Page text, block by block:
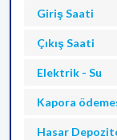
Giriş Saati
Çıkış Saati
Elektrik - Su
Kapora
Hasar